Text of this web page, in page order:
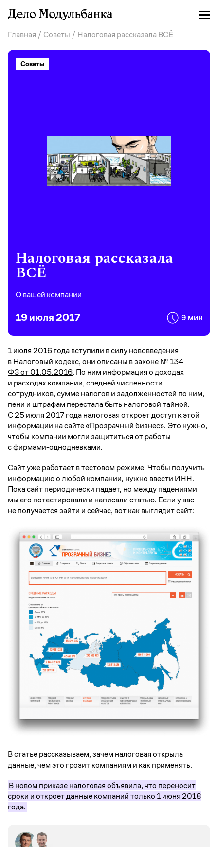
Главная / Советы / Налоговая рассказала ВСЁ
Советы
Налоговая рассказала
ВСЁ
О вашей компании
19 июля 2017 9 мин
1 июля 2016 года вступили в силу нововведения
в Налоговый кодекс, они описаны в законе № 134
ФЗ от 01.05.2016. По ним информация о доходах
и расходах компании, средней численности
сотрудников, сумме налогов и задолженностей по ним,
пени и штрафам перестала быть налоговой тайной.
С 25 июля 2017 года налоговая откроет доступ к этой
информации на сайте «Прозрачный бизнес». Это нужно,
чтобы компании могли защититься от работы
с фирмами-однодневками.
Сайт уже работает в тестовом режиме. Чтобы получить
информацию о любой компании, нужно ввести ИНН.
Пока сайт периодически падает, но между падениями
мы его потестировали и написали статью. Если у вас
не получается зайти и сейчас, вот как выглядит сайт:
В статье рассказываем, зачем налоговая открыла
данные, чем это грозит компаниям и как применять.
В новом приказеналоговая объявила, что переносит
сроки и откроет данные компаний только 1 июня 2018
года.